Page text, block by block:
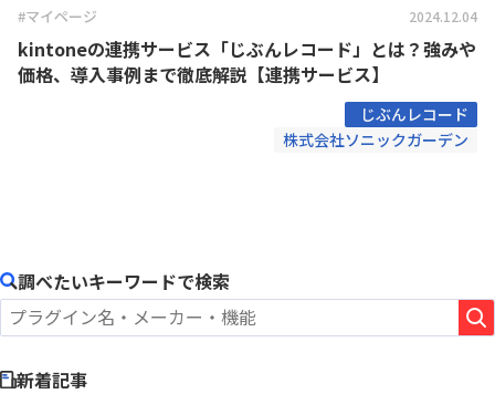
#マイページ 2024.12.04
kintoneの連携サービス「じぶんレコード」とは？強みや
価格、導入事例まで徹底解説【連携サービス】
じぶんレコード
株式会社ソニックガーデン
調べたいキーワードで検索
新着記事